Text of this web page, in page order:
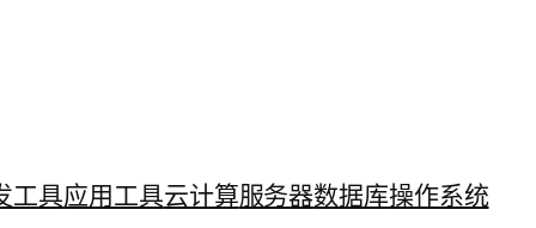
工具应用工具云计算服务器数据库操作系统